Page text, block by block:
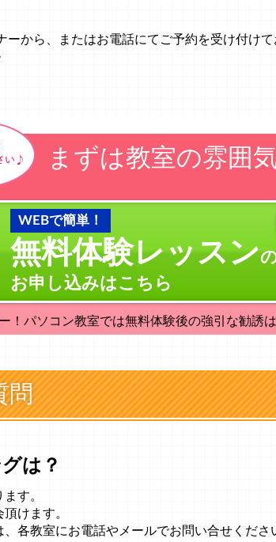
から、またはお電話にてご予約を受け付けて
まずは教室の雰囲
WEBで簡単！
無料体験レッスン
お申し込みはこちら
！パソコン教室では無料体験後の強引な勧誘
問
は？
す。
けます。
各教室にお電話やメールでお問い合せくださ